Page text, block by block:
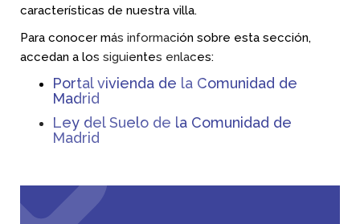
características de nuestra villa.
Para conocer más información sobre esta sección,
accedan a los siguientes enlaces:
Portal vivienda de la Comunidad de
Madrid
Ley del Suelo de la Comunidad de
Madrid